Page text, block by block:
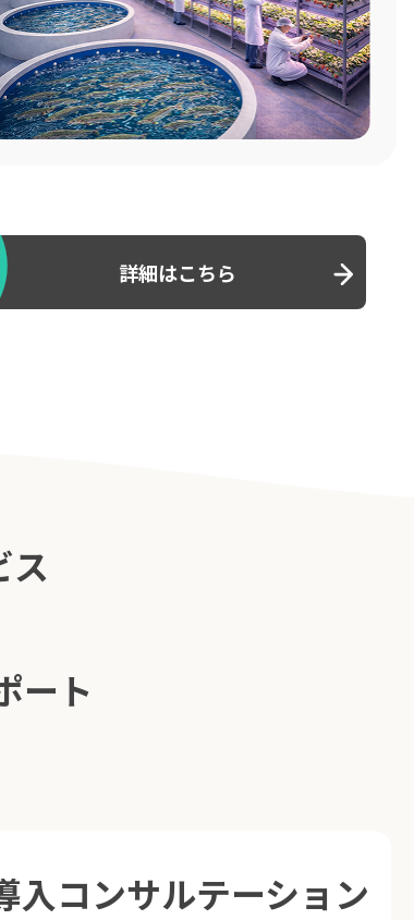
詳細はこちら
ス
ート
入コンサルテーション